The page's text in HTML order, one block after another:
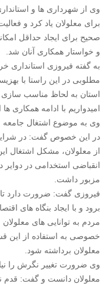
وی از شهرداری ها و
برای معلولان یاد کرد و
صحیح برای ایجاد حداقل
و خواستار همکاری آنان شد.
مطلوبی در این راستا با
امیدواریم با ادامه همکاری ها این
وی به موضوع اشتغال جامعه
از معلولان، مشکل اشتغال
انقباضی استخدامی در دوایر
مزبور داشت.
برود و با ایجاد بنگاه های
مردم به توانایی های
خصوصی به استفاده از این
معلولان برداشته شود.
وی ضرورت تغییر نگرش را
معلولان دانست و گفت: قدم